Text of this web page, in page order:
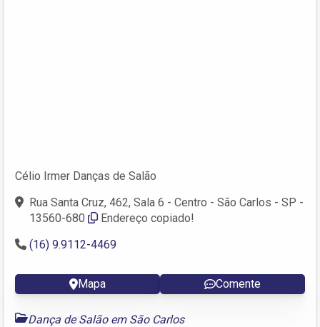
Célio Irmer Danças de Salão
Rua Santa Cruz, 462, Sala 6 - Centro - São Carlos - SP -
13560-680
Endereço copiado!
(16) 9.9112-4469
Mapa Comente
Dança de Salão em São Carlos